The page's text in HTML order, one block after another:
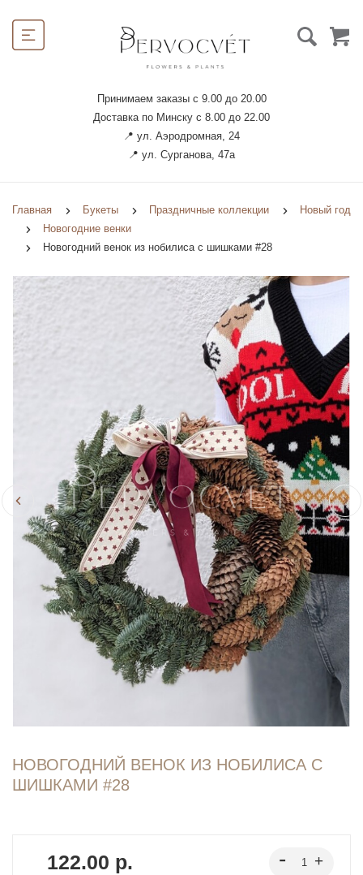
Принимаем заказы с 9.00 до 20.00
Доставка по Минску с 8.00 до 22.00
📍 ул. Аэродромная, 24
📍 ул. Сурганова, 47а
Главная Букеты Праздничные коллекции
Новый год
Новогодние венки
Новогодний венок из нобилиса с шишками #28
НОВОГОДНИЙ ВЕНОК ИЗ НОБИЛИСА С
ШИШКАМИ #28
122.00 р.